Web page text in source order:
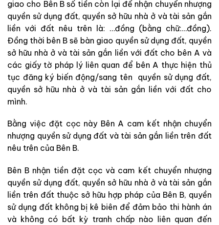
giao cho Bên B số tiền còn lại để nhận chuyển nhượng
quyền sử dụng đất, quyền sở hữu nhà ở và tài sản gắn
liền với đất nêu trên là: …đồng (bằng chữ:…đồng).
Đồng thời bên B sẽ bàn giao quyền sử dụng đất, quyền
sở hữu nhà ở và tài sản gắn liền với đất cho bên A và
các giấy tờ pháp lý liên quan để bên A thực hiện thủ
tục đăng ký biến động/sang tên quyền sử dụng đất,
quyền sở hữu nhà ở và tài sản gắn liền với đất cho
mình.
Bằng việc đặt cọc này Bên A cam kết nhận chuyển
nhượng quyền sử dụng đất và tài sản gắn liền trên đất
nêu trên của Bên B.
Bên B nhận tiền đặt cọc và cam kết chuyển nhượng
quyền sử dụng đất, quyền sở hữu nhà ở và tài sản gắn
liền trên đất thuộc sở hữu hợp pháp của Bên B, quyền
sử dụng đất không bị kê biên để đảm bảo thi hành án
và không có bất kỳ tranh chấp nào liên quan đến